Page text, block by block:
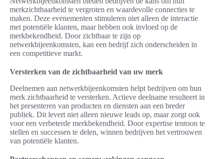
merkzichtbaarheid te vergroten en waardevolle connecties te
maken. Deze evenementen stimuleren niet alleen de interactie
met potentiële klanten, maar hebben ook invloed op de
merkbekendheid. Door zichtbaar te zijn op
netwerkbijeenkomsten, kan een bedrijf zich onderscheiden in
een competitieve markt.
Versterken van de zichtbaarheid van uw merk
Deelnemen aan netwerkbijeenkomsten helpt bedrijven om hun
merk zichtbaarheid te versterken. Actieve deelname resulteert in
het presenteren van producten en diensten aan een breder
publiek. Dit levert niet alleen nieuwe leads op, maar zorgt ook
voor een verbeterde merkbekendheid. Door expertise tentoon te
stellen en successen te delen, winnen bedrijven het vertrouwen
van potentiële klanten.